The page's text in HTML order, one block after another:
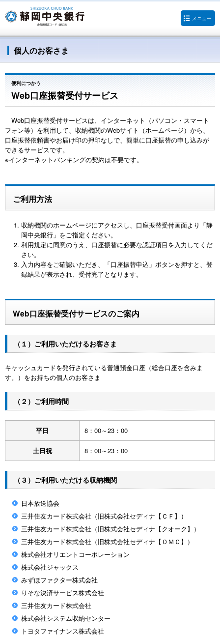
メニュー
個人のお客さま
便利につかう
Web口座振替受付サービス
Web口座振替受付サービスは、インターネット（パソコン・スマート
フォン等）を利用して、収納機関のWebサイト（ホームページ）から、
口座振替依頼書やお届け印の押印なしで、簡単に口座振替の申し込みが
できるサービスです。
※インターネットバンキングの契約は不要です。
ご利用方法
収納機関のホームページにアクセスし、口座振替受付画面より「静
岡中央銀行」をご指定ください。
利用規定に同意のうえ、口座振替に必要な認証項目を入力してくだ
さい。
入力内容をご確認いただき、「口座振替申込」ボタンを押すと、登
録結果が表示され、受付完了となります。
Web口座振替受付サービスのご案内
（１）ご利用いただけるお客さま
キャッシュカードを発行されている普通預金口座（総合口座を含みま
す。）をお持ちの個人のお客さま
（２）ご利用時間
平日 8：00～23：00
土日祝 8：00～23：00
（３）ご利用いただける収納機関
日本放送協会
三井住友カード株式会社（旧株式会社セディナ【ＣＦ】）
三井住友カード株式会社（旧株式会社セディナ【クオーク】）
三井住友カード株式会社（旧株式会社セディナ【ＯＭＣ】）
株式会社オリエントコーポレーション
株式会社ジャックス
みずほファクター株式会社
りそな決済サービス株式会社
三井住友カード株式会社
株式会社システム収納センター
トヨタファイナンス株式会社